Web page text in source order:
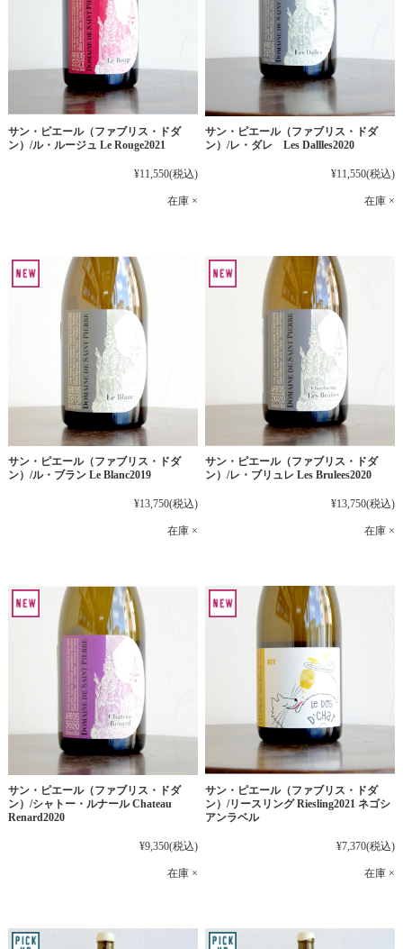
サン・ピエール（ファブリス・ドダ
ン）/ル・ルージュ Le Rouge2021
¥11,550(税込)
在庫 ×
サン・ピエール（ファブリス・ドダ
ン）/レ・ダレ Les Dallles2020
¥11,550(税込)
在庫 ×
サン・ピエール（ファブリス・ドダ
ン）/ル・ブラン Le Blanc2019
¥13,750(税込)
在庫 ×
サン・ピエール（ファブリス・ドダ
ン）/レ・ブリュレ Les Brulees2020
¥13,750(税込)
在庫 ×
サン・ピエール（ファブリス・ドダ
ン）/シャトー・ルナール Chateau
Renard2020
¥9,350(税込)
在庫 ×
サン・ピエール（ファブリス・ドダ
ン）/リースリング Riesling2021 ネゴシ
アンラベル
¥7,370(税込)
在庫 ×